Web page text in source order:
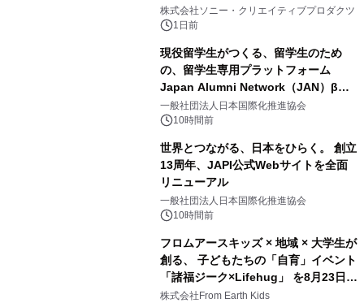
ラボレーション サウナイキタイコラ
ボグッズも発売決定！
株式会社ソニー・クリエイティブプロダクツ
1日前
現役留学生がつくる、留学生のため
の、留学生専用プラットフォーム
Japan Alumni Network（JAN）β版
をリリース
一般社団法人日本国際化推進協会
10時間前
世界とつながる、日本をひらく。 創立
13周年、JAPI公式Webサイトを全面
リニューアル
一般社団法人日本国際化推進協会
10時間前
フロムアースキッズ × 地域 × 大学生が
創る、 子どもたちの「自育」イベント
「諸福ジーク×Lifehug」 を8月23日
(日)開催
株式会社From Earth Kids